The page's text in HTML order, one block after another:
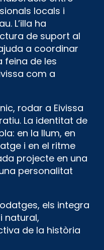
locals i
L’illa ha
de suport al
a coordinar
feina de les
com a
rodar a Eivissa
La identitat de
en la llum, en
i en el ritme
projecte en una
personalitat
els integra
natural,
de la història